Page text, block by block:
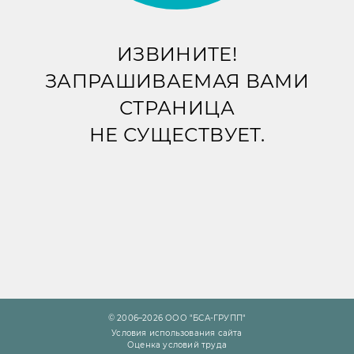
ИЗВИНИТЕ!
ЗАПРАШИВАЕМАЯ ВАМИ
СТРАНИЦА
НЕ СУЩЕСТВУЕТ.
© 2006–2026 ООО "БСА-ГРУПП"
Условия использования сайта
Оценка условий труда